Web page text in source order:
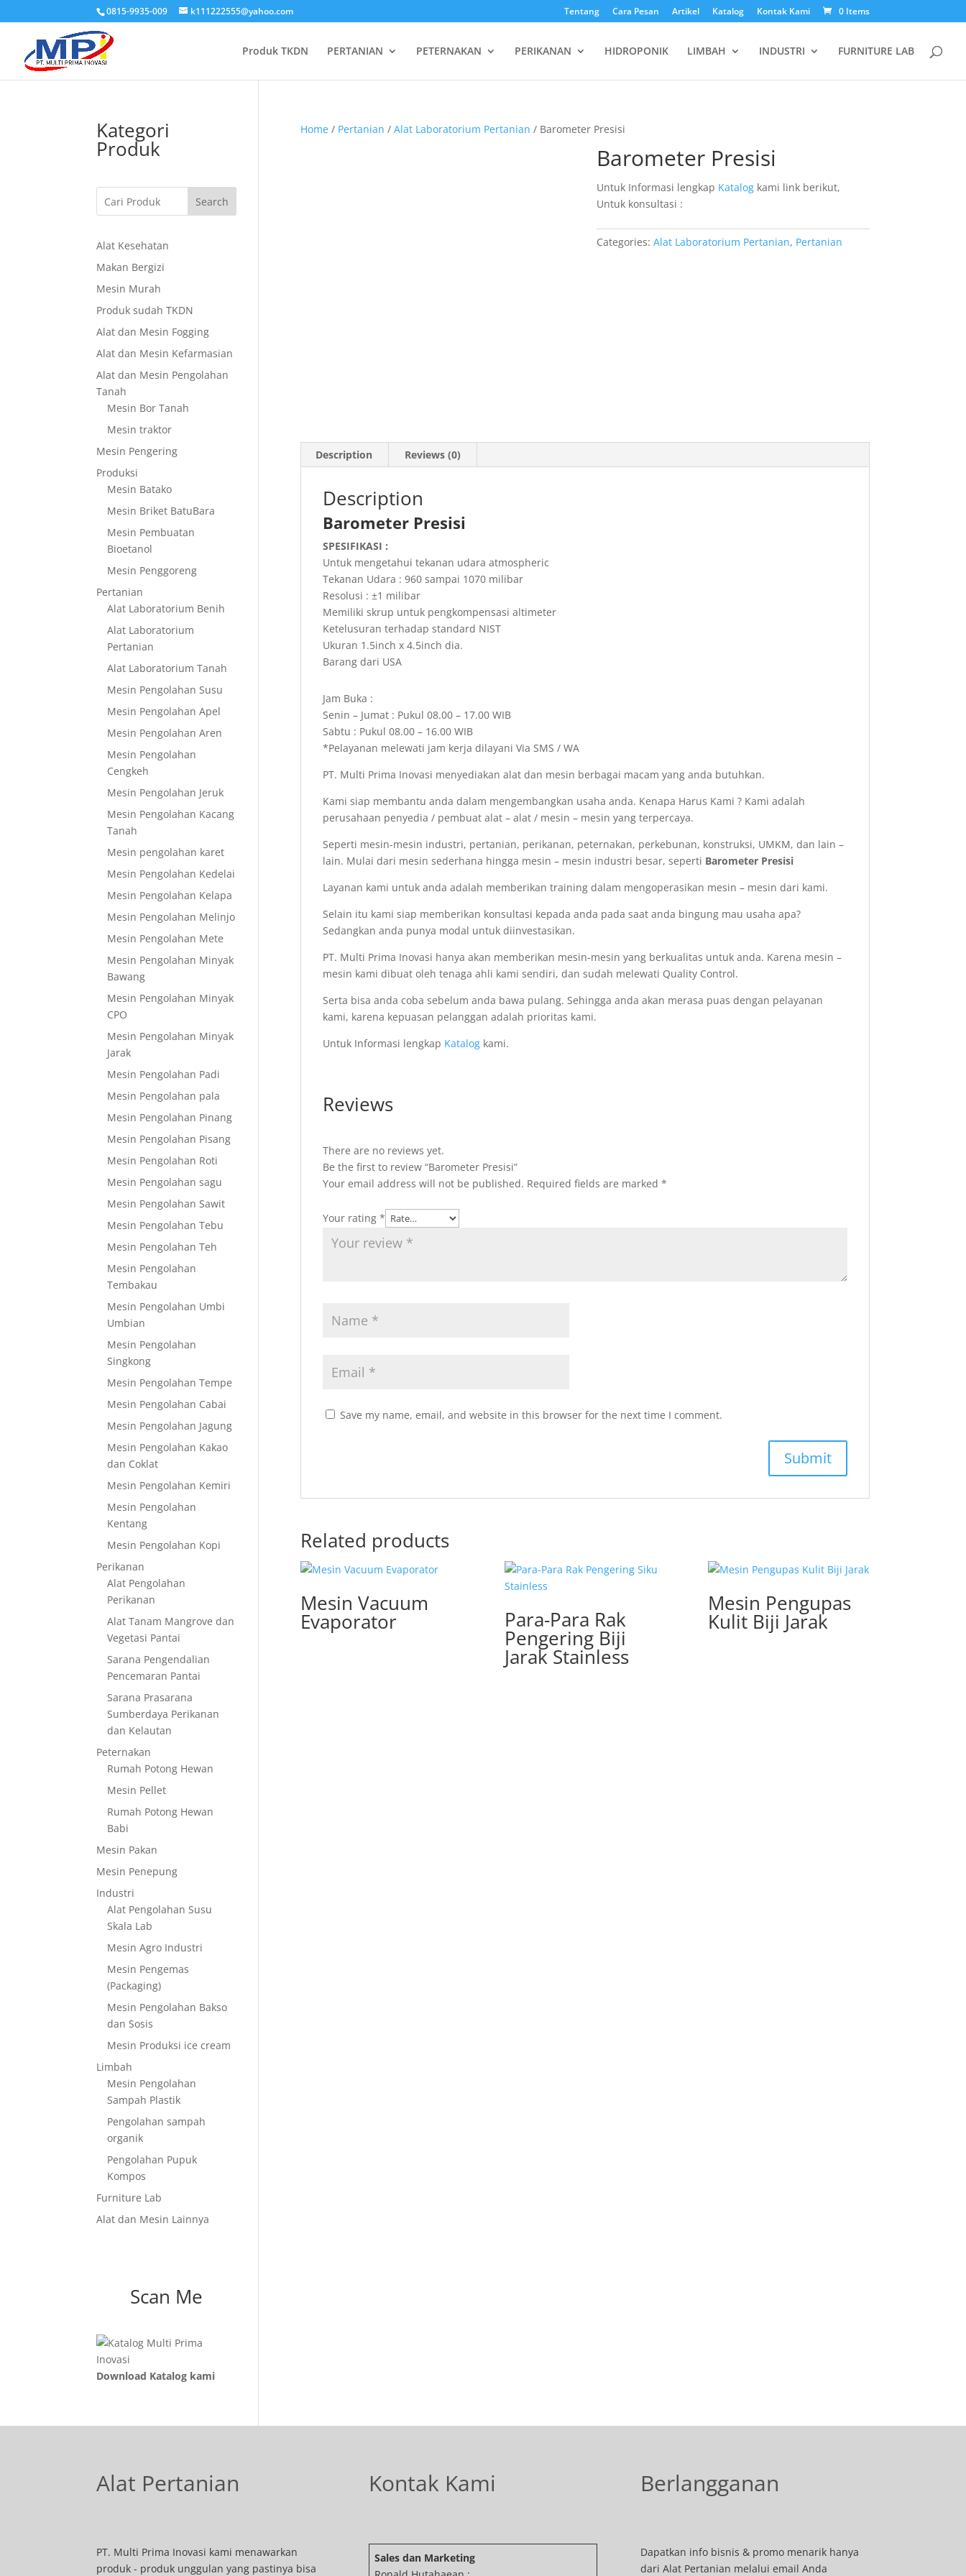
0815-9935-009 k111222555@yahoo.com Tentang Cara Pesan Artikel Katalog Kontak Kami 0 Items
Produk TKDN PERTANIAN PETERNAKAN PERIKANAN HIDROPONIK LIMBAH INDUSTRI FURNITURE LAB
Home/ Pertanian / Alat Laboratorium Pertanian / Barometer Presisi
Barometer Presisi
Untuk Informasi lengkap Katalogkami link berikut,
Untuk konsultasi :
Categories: Alat Laboratorium Pertanian, Pertanian
Description Reviews (0)
Description
Barometer Presisi
SPESIFIKASI :
Untuk mengetahui tekanan udara atmospheric
Tekanan Udara : 960 sampai 1070 milibar
Resolusi : ±1 milibar
Memiliki skrup untuk pengkompensasi altimeter
Ketelusuran terhadap standard NIST
Ukuran 1.5inch x 4.5inch dia.
Barang dari USA
Jam Buka :
Senin – Jumat : Pukul 08.00 – 17.00 WIB
Sabtu : Pukul 08.00 – 16.00 WIB
*Pelayanan melewati jam kerja dilayani Via SMS / WA
PT. Multi Prima Inovasi menyediakan alat dan mesin berbagai macam yang anda butuhkan.
Kami siap membantu anda dalam mengembangkan usaha anda. Kenapa Harus Kami ? Kami adalah
perusahaan penyedia / pembuat alat – alat / mesin – mesin yang terpercaya.
Seperti mesin-mesin industri, pertanian, perikanan, peternakan, perkebunan, konstruksi, UMKM, dan lain –
lain. Mulai dari mesin sederhana hingga mesin – mesin industri besar, seperti Barometer Presisi
Layanan kami untuk anda adalah memberikan training dalam mengoperasikan mesin – mesin dari kami.
Selain itu kami siap memberikan konsultasi kepada anda pada saat anda bingung mau usaha apa?
Sedangkan anda punya modal untuk diinvestasikan.
PT. Multi Prima Inovasi hanya akan memberikan mesin-mesin yang berkualitas untuk anda. Karena mesin –
mesin kami dibuat oleh tenaga ahli kami sendiri, dan sudah melewati Quality Control.
Serta bisa anda coba sebelum anda bawa pulang. Sehingga anda akan merasa puas dengan pelayanan
kami, karena kepuasan pelanggan adalah prioritas kami.
Untuk Informasi lengkap Katalogkami.
Reviews
There are no reviews yet.
Be the first to review “Barometer Presisi”
Your email address will not be published. Required fields are marked *
Your rating *
Save my name, email, and website in this browser for the next time I comment.
Related products
Mesin Vacuum
Evaporator Para-Para Rak
Pengering Biji
Jarak Stainless
Mesin Pengupas
Kulit Biji Jarak
Kategori
Produk
Search
Alat Kesehatan
Makan Bergizi
Mesin Murah
Produk sudah TKDN
Alat dan Mesin Fogging
Alat dan Mesin Kefarmasian
Alat dan Mesin Pengolahan
Tanah
Mesin Bor Tanah
Mesin traktor
Mesin Pengering
Produksi
Mesin Batako
Mesin Briket BatuBara
Mesin Pembuatan
Bioetanol
Mesin Penggoreng
Pertanian
Alat Laboratorium Benih
Alat Laboratorium
Pertanian
Alat Laboratorium Tanah
Mesin Pengolahan Susu
Mesin Pengolahan Apel
Mesin Pengolahan Aren
Mesin Pengolahan
Cengkeh
Mesin Pengolahan Jeruk
Mesin Pengolahan Kacang
Tanah
Mesin pengolahan karet
Mesin Pengolahan Kedelai
Mesin Pengolahan Kelapa
Mesin Pengolahan Melinjo
Mesin Pengolahan Mete
Mesin Pengolahan Minyak
Bawang
Mesin Pengolahan Minyak
CPO
Mesin Pengolahan Minyak
Jarak
Mesin Pengolahan Padi
Mesin Pengolahan pala
Mesin Pengolahan Pinang
Mesin Pengolahan Pisang
Mesin Pengolahan Roti
Mesin Pengolahan sagu
Mesin Pengolahan Sawit
Mesin Pengolahan Tebu
Mesin Pengolahan Teh
Mesin Pengolahan
Tembakau
Mesin Pengolahan Umbi
Umbian
Mesin Pengolahan
Singkong
Mesin Pengolahan Tempe
Mesin Pengolahan Cabai
Mesin Pengolahan Jagung
Mesin Pengolahan Kakao
dan Coklat
Mesin Pengolahan Kemiri
Mesin Pengolahan
Kentang
Mesin Pengolahan Kopi
Perikanan
Alat Pengolahan
Perikanan
Alat Tanam Mangrove dan
Vegetasi Pantai
Sarana Pengendalian
Pencemaran Pantai
Sarana Prasarana
Sumberdaya Perikanan
dan Kelautan
Peternakan
Rumah Potong Hewan
Mesin Pellet
Rumah Potong Hewan
Babi
Mesin Pakan
Mesin Penepung
Industri
Alat Pengolahan Susu
Skala Lab
Mesin Agro Industri
Mesin Pengemas
(Packaging)
Mesin Pengolahan Bakso
dan Sosis
Mesin Produksi ice cream
Limbah
Mesin Pengolahan
Sampah Plastik
Pengolahan sampah
organik
Pengolahan Pupuk
Kompos
Furniture Lab
Alat dan Mesin Lainnya
Scan Me
Download Katalog kami
Alat Pertanian
PT. Multi Prima Inovasi kami menawarkan
produk - produk unggulan yang pastinya bisa
Kontak Kami
Sales dan Marketing
Berlangganan
Dapatkan info bisnis & promo menarik hanya
dari Alat Pertanian melalui email Anda